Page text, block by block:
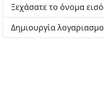
Ξεχάσατε το όνομα
Δημιουργία